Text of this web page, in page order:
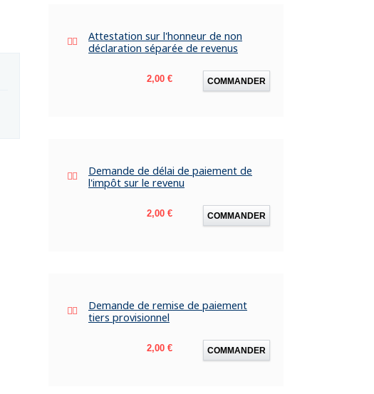
Attestation sur l'honneur de non
déclaration séparée de revenus
Prix
2,00 € COMMANDER
Demande de délai de paiement de
l'impôt sur le revenu
Prix
2,00 € COMMANDER
Demande de remise de paiement
tiers provisionnel
Prix
2,00 € COMMANDER